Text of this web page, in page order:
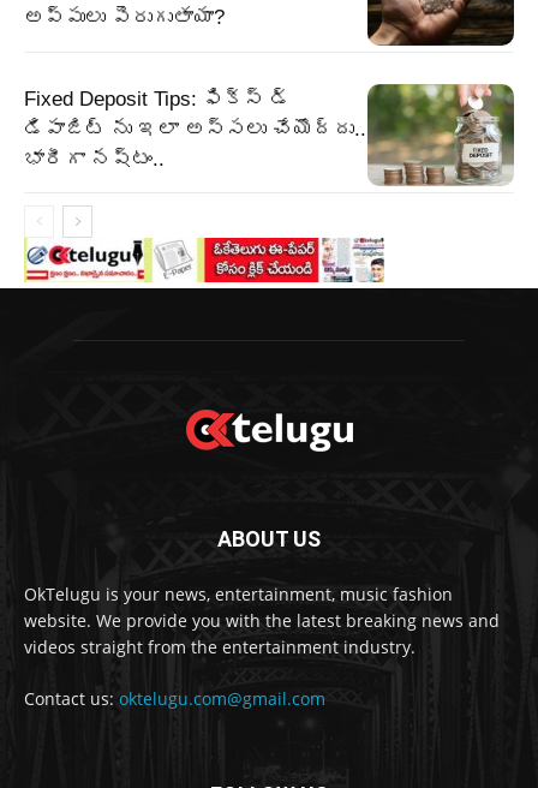
అప్పులు పెరుగుతాయా?
Fixed Deposit Tips: ఫిక్స్ డ్
డిపాజిట్ ను ఇలా అస్సలు చేయొద్దు..
భారీగా నష్టం..
ABOUT US
OkTelugu is your news, entertainment, music fashion
website. We provide you with the latest breaking news and
videos straight from the entertainment industry.
Contact us: oktelugu.com@gmail.com